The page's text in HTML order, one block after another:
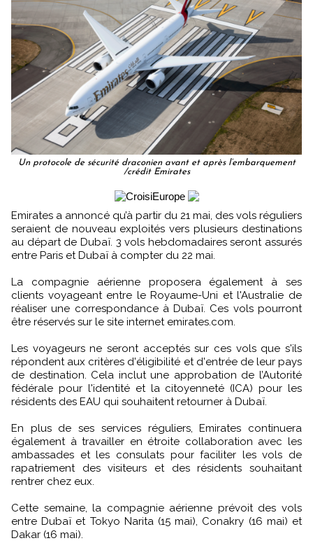
Un protocole de sécurité draconien avant et après l’embarquement
/crédit Emirates
Emirates a annoncé qu’à partir du 21 mai, des vols réguliers
seraient de nouveau exploités vers plusieurs destinations
au départ de Dubaï. 3 vols hebdomadaires seront assurés
entre Paris et Dubaï à compter du 22 mai.
La compagnie aérienne proposera également à ses
clients voyageant entre le Royaume-Uni et l'Australie de
réaliser une correspondance à Dubaï. Ces vols pourront
être réservés sur le site internet emirates.com.
Les voyageurs ne seront acceptés sur ces vols que s'ils
répondent aux critères d'éligibilité et d'entrée de leur pays
de destination. Cela inclut une approbation de l’Autorité
fédérale pour l'identité et la citoyenneté (ICA) pour les
résidents des EAU qui souhaitent retourner à Dubaï.
En plus de ses services réguliers, Emirates continuera
également à travailler en étroite collaboration avec les
ambassades et les consulats pour faciliter les vols de
rapatriement des visiteurs et des résidents souhaitant
rentrer chez eux.
Cette semaine, la compagnie aérienne prévoit des vols
entre Dubaï et Tokyo Narita (15 mai), Conakry (16 mai) et
Dakar (16 mai).